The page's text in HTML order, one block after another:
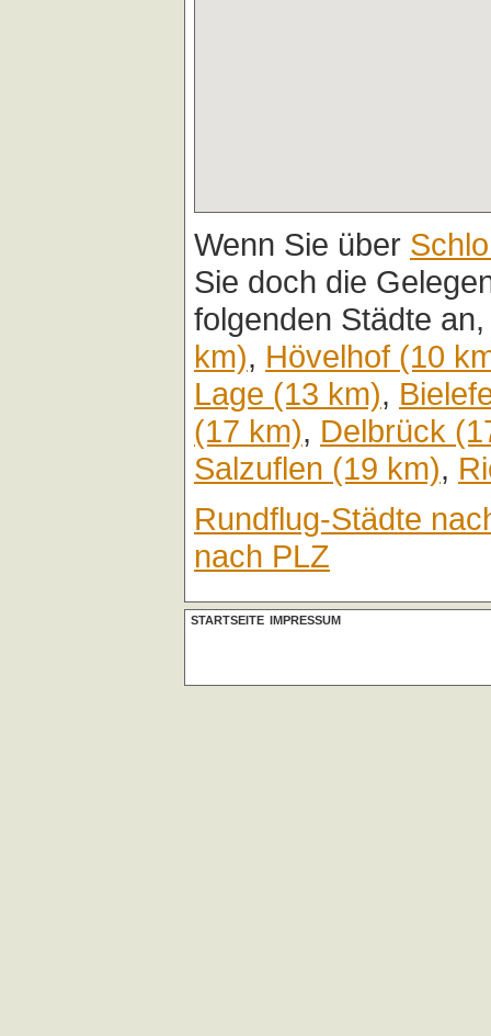
Wenn Sie über
Sie doch die
folgenden Städte
km), Hövelhof (10
Lage (13 km),
(17 km), Delbrück
Salzuflen (19 km),
Rundflug-Städte
nach PLZ
STARTSEITE IMPRESSUM